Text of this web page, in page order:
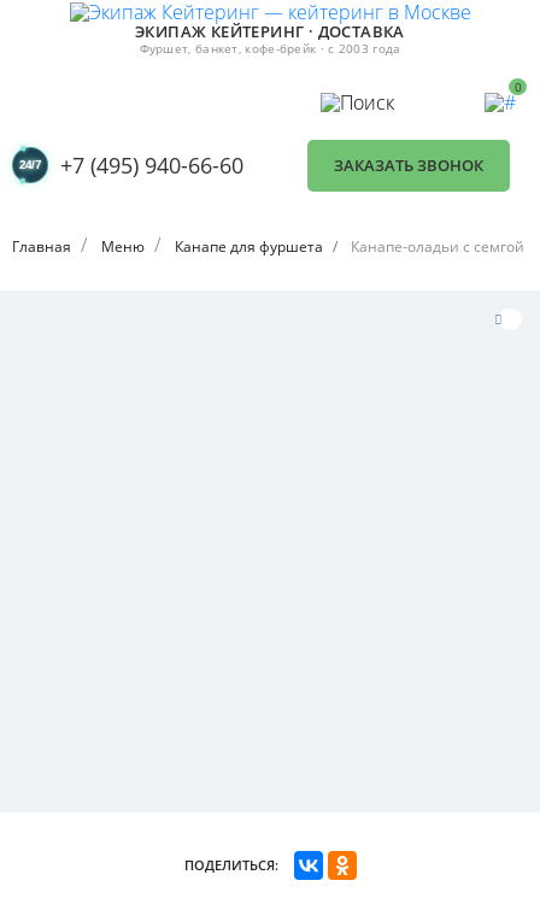
ЭКИПАЖ КЕЙТЕРИНГ · ДОСТАВКА
Фуршет, банкет, кофе-брейк · с 2003 года
0
+7 (495) 940-66-60 ЗАКАЗАТЬ ЗВОНОК
Главная Меню Канапе для фуршета Канапе-оладьи с семгой
ПОДЕЛИТЬСЯ: